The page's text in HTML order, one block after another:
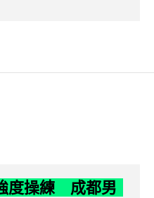
度操練 成都男